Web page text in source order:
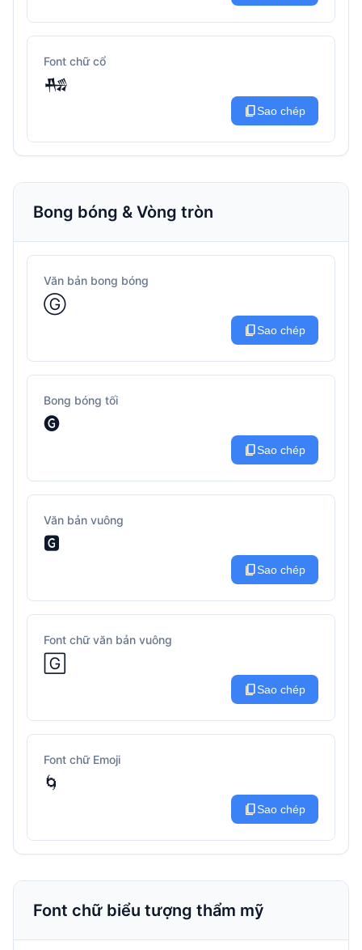
Font chữ cổ
𒄀
content_copySao chép
Bong bóng & Vòng tròn
Văn bản bong bóng
Ⓖ
content_copySao chép
Bong bóng tối
🅖
content_copySao chép
Văn bản vuông
🅶
content_copySao chép
Font chữ văn bản vuông
🄶
content_copySao chép
Font chữ Emoji
🌀
content_copySao chép
Font chữ biểu tượng thẩm mỹ